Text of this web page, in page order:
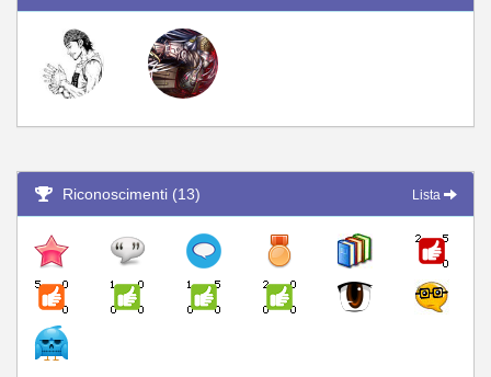
Riconoscimenti (13) Lista